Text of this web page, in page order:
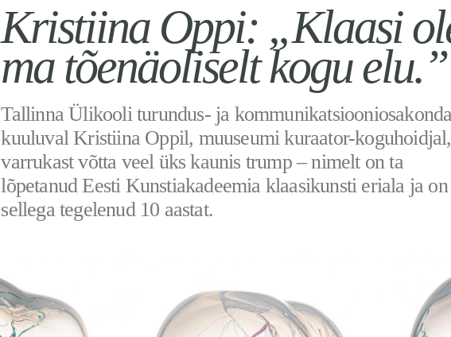
Kristiina Oppi: „Klaasi
ma tõenäoliselt kogu elu.”
Tallinna Ülikooli turundus- ja kommunikatsiooniosakonda
kuuluval Kristiina Oppil, muuseumi kuraator-
varrukast võtta veel üks kaunis trump – nimelt on ta
lõpetanud Eesti Kunstiakadeemia klaasikunsti eriala ja on
sellega tegelenud 10 aastat.